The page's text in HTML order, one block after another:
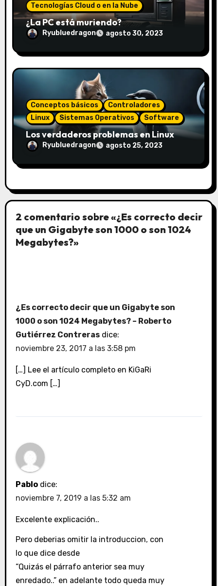
Tecnologías Cloud o en la Nube
¿La PC está muriendo?
Ryubluedragon agosto 30, 2023
Conceptos básicos
Controladores
Linux
Sistemas Operativos Software
Los verdaderos problemas en Linux
Ryubluedragon agosto 25, 2023
2 comentario sobre «¿Es correcto decir
que un Gigabyte son 1000 o son 1024
Megabytes?»
¿Es correcto decir que un Gigabyte son
1000 o son 1024 Megabytes? – Roberto
Gutiérrez Contreras dice:
noviembre 23, 2017 a las 3:58 pm
[…] Lee el artículo completo en KiGaRi
CyD.com […]
Pablo dice:
noviembre 7, 2019 a las 5:32 am
Excelente explicación..
Pero deberias omitir la introduccion, con
lo que dice desde
“Quizás el párrafo anterior sea muy
enredado..” en adelante todo queda muy